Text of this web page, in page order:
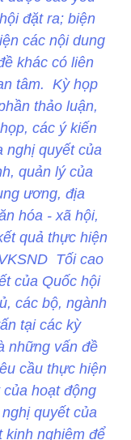
đặt ra; biện
các nội dung
khác có liên
tâm. Kỳ họp
thảo luận,
các ý kiến
nghị quyết của
quản lý của
ương, địa
hóa - xã hội,
quả thực hiện
Tối cao
của Quốc hội
các bộ, ngành
tại các kỳ
những vấn đề
cầu thực hiện
hoạt động
quyết của
kinh nghiệm để